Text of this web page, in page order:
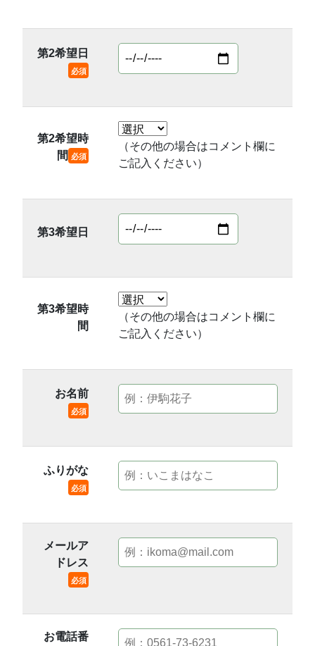
第2希望日
必須
第2希望時
間 必須
（その他の場合はコメント欄に
ご記入ください）
第3希望日
第3希望時
間
（その他の場合はコメント欄に
ご記入ください）
お名前
必須
ふりがな
必須
メールア
ドレス
必須
お電話番